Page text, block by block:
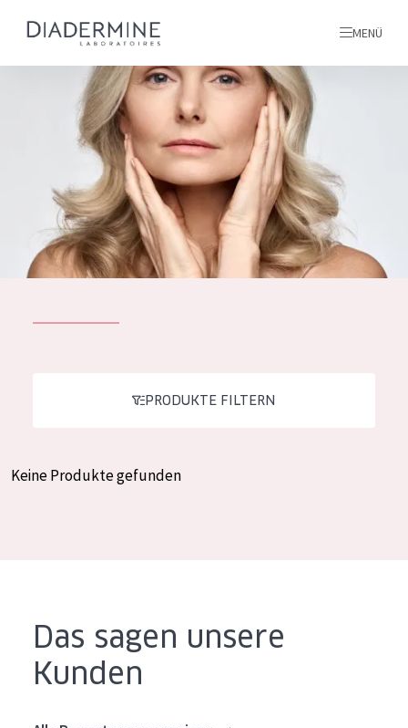
Nachtcreme
Augencreme
ALLE PRODUKTE
Alle produkte
MENÜ
Startseite
inhaltsstoffe
Über uns
Inspiration
Spanish
PRODUKTE FILTERN
Keine Produkte gefunden
Das sagen unsere
Kunden